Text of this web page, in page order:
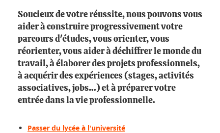
Soucieux de votre réussite, nous pouvons vous
aider à construire progressivement votre
parcours d'études, vous orienter, vous
réorienter, vous aider à déchiffrer le monde du
travail, à élaborer des projets professionnels,
à acquérir des expériences (stages, activités
associatives, jobs…) et à préparer votre
entrée dans la vie professionnelle.
Passer du lycée à l'université